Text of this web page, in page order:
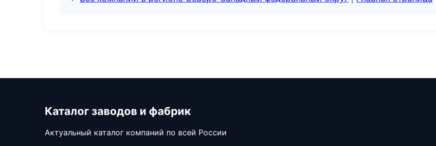
Каталог заводов и фабрик
Актуальный каталог компаний по всей России